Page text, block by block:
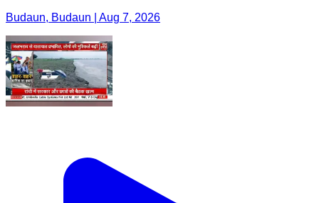
Budaun, Budaun | Aug 7, 2026